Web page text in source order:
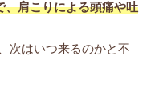
、肩こりによる頭痛や吐
次はいつ来るのかと不